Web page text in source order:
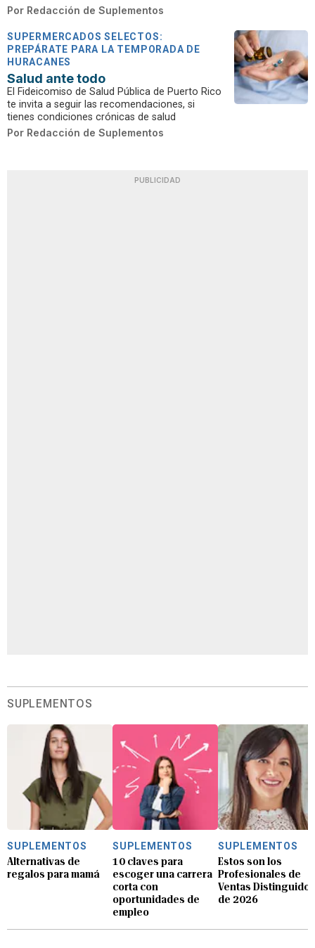
Por Redacción de Suplementos
SUPERMERCADOS SELECTOS:
PREPÁRATE PARA LA TEMPORADA DE
HURACANES
Salud ante todo
El Fideicomiso de Salud Pública de Puerto Rico
te invita a seguir las recomendaciones, si
tienes condiciones crónicas de salud
Por Redacción de Suplementos
PUBLICIDAD
SUPLEMENTOS
SUPLEMENTOS
Alternativas de
regalos para mamá
SUPLEMENTOS
10 claves para
escoger una carrera
corta con
oportunidades de
empleo
SUPLEMENTOS
Estos son los
Profesionales de
Ventas Distinguidos
de 2026